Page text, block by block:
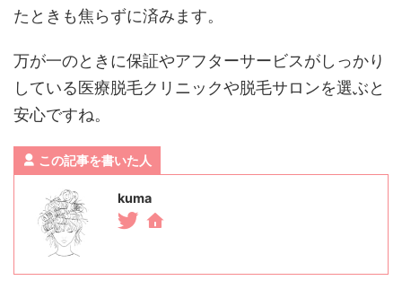
たときも焦らずに済みます。
万が一のときに保証やアフターサービスがしっかり
している医療脱毛クリニックや脱毛サロンを選ぶと
安心ですね。
この記事を書いた人
kuma